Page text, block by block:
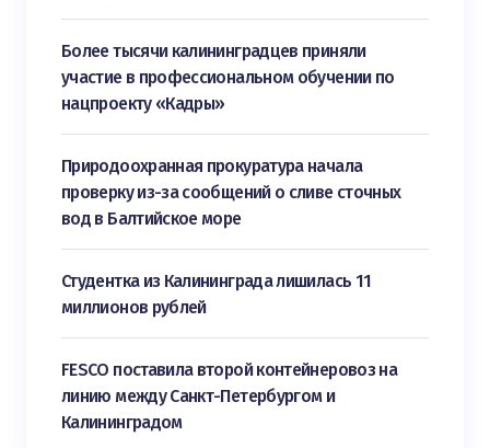
Более тысячи калининградцев приняли
участие в профессиональном обучении по
нацпроекту «Кадры»
Природоохранная прокуратура начала
проверку из-за сообщений о сливе сточных
вод в Балтийское море
Студентка из Калининграда лишилась 11
миллионов рублей
FESCO поставила второй контейнеровоз на
линию между Санкт-Петербургом и
Калининградом